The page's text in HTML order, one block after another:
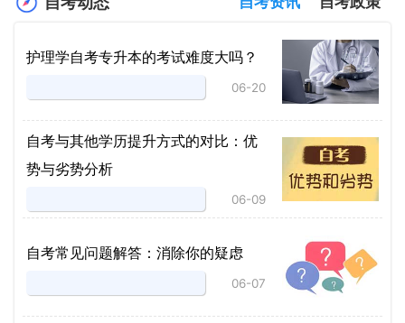
护理学自考专升本的考试难度大吗？
06-20
自考与其他学历提升方式的对比：优
势与劣势分析
06-09
自考常见问题解答：消除你的疑虑
06-07